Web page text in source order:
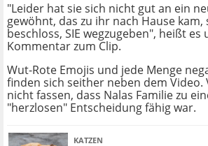
"Leider hat sie sich nicht gut an ein
gewöhnt, das zu ihr nach Hause kam,
beschloss, SIE wegzugeben", heißt
Kommentar zum Clip.
Wut-Rote Emojis und jede Menge
finden sich seither neben dem Video.
nicht fassen, dass Nalas Familie zu
"herzlosen" Entscheidung fähig war.
KATZEN